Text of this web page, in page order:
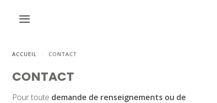
ACCUEIL CONTACT
CONTACT
Pour toute demande de renseignements ou de